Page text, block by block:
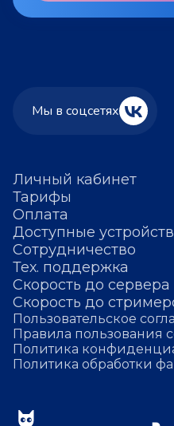
Личный кабинет
Тарифы
Оплата
Доступные
Сотрудничество
Тех. поддержка
Скорость до сервера
Скорость до
Пользовательское
Правила пользования
Политика
Политика обработки
Мы в соцсетях